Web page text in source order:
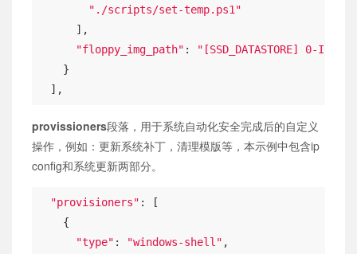
"./scripts/set-temp.ps1"
      ],
"floppy_img_path" :
"[SSD_DATASTORE] 0-
    }
  ],
provissioners段落，用于系统自动化安全完成后的自定义
操作，例如：更新系统补丁，清理模版等，本示例中包含ip
config和系统更新两部分。
"provisioners" : [
    {
"type" : "windows-shell" ,